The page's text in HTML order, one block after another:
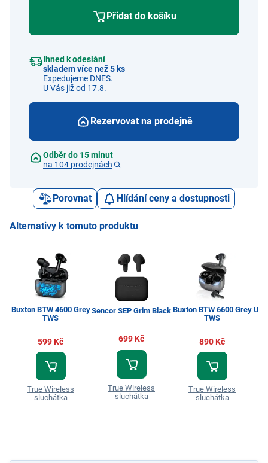
Přidat do košíku
Ihned k odeslání
skladem více než 5 ks
Expedujeme DNES.
U Vás již od 17.8.
Rezervovat na prodejně
Odběr do 15 minut
na 104 prodejnách
Porovnat Hlídání ceny a dostupnosti
Alternativy k tomuto produktu
Buxton BTW 4600 Grey
TWS
599 Kč
True Wireless
sluchátka
Sencor SEP Grim Black
699 Kč
True Wireless
sluchátka
Buxton BTW 6600 Grey
TWS
890 Kč
True Wireless
sluchátka